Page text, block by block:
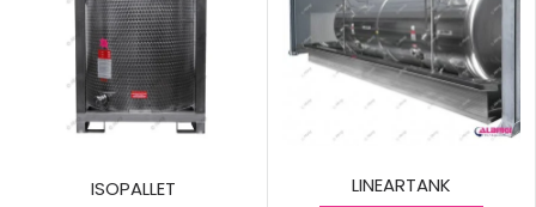
ISOPALLET LINEARTANK